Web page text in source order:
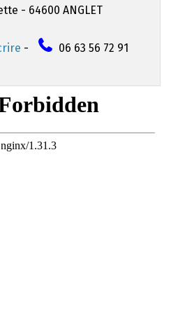
- 64600 ANGLET
- 06 63 56 72 91